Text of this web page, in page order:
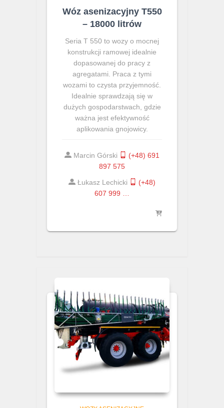
Wóz asenizacyjny T550
– 18000 litrów
Seria T 550 to wozy o mocnej
konstrukcji ramowej idealnie
dopasowanej do pracy z
agregatami. Praca z tymi
wozami to czysta przyjemność.
Idealnie sprawdzają się w
dużych gospodarstwach, gdzie
ważna jest efektywność
aplikowania gnojowicy.
Marcin Górski
(+48) 691
897 575
Łukasz Lechicki
(+48)
607 999 …